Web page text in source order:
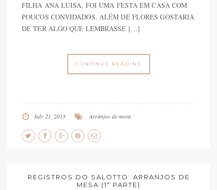
FILHA ANA LUISA, FOI UMA FESTA EM CASA COM
POUCOS CONVIDADOS. ALÉM DE FLORES GOSTARIA
DE TER ALGO QUE LEMBRASSE […]
CONTINUE READING
July 21, 2013 Arranjos de mesa
REGISTROS DO SALOTTO: ARRANJOS DE
MESA (1ª PARTE)